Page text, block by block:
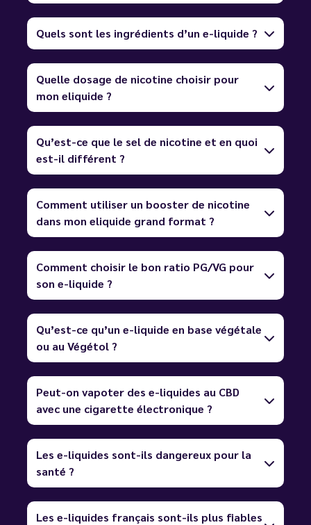
Quels sont les ingrédients d’un e-liquide ?
Quelle dosage de nicotine choisir pour
mon eliquide ?
Qu’est-ce que le sel de nicotine et en quoi
est-il différent ?
Comment utiliser un booster de nicotine
dans mon eliquide grand format ?
Comment choisir le bon ratio PG/VG pour
son e-liquide ?
Qu’est-ce qu’un e-liquide en base végétale
ou au Végétol ?
Peut-on vapoter des e-liquides au CBD
avec une cigarette électronique ?
Les e-liquides sont-ils dangereux pour la
santé ?
Les e-liquides français sont-ils plus fiables